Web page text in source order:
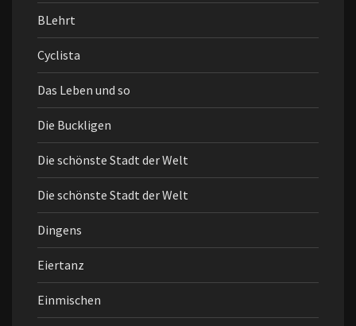
BLehrt
Cyclista
Das Leben und so
Die Buckligen
Die schönste Stadt der Welt
Die schönste Stadt der Welt
Dingens
Eiertanz
Einmischen